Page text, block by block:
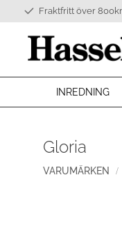
Fraktfritt över 800kr
INREDNING
Gloria
VARUMÄRKEN